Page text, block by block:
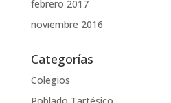
febrero 2017
noviembre 2016
Categorías
Colegios